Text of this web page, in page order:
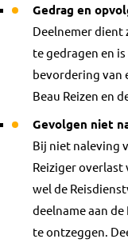
Gedrag en
Deelnemer dient
te gedragen en
bevordering van
Beau Reizen en
Gevolgen niet
Bij niet naleving
Reiziger overlast
wel de
deelname aan
te ontzeggen.